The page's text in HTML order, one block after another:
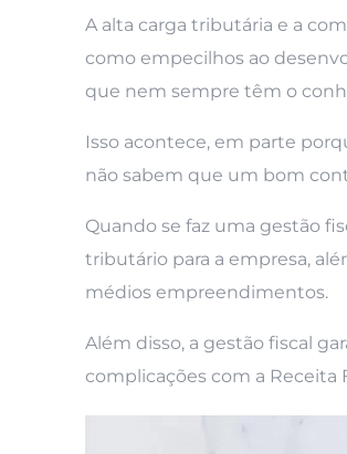
A alta carga tributária e a
como empecilhos ao
que nem sempre têm o
Isso acontece, em parte
não sabem que um bom
Quando se faz uma gestão
tributário para a empresa,
médios empreendimentos.
Além disso, a gestão fiscal
complicações com a Receita